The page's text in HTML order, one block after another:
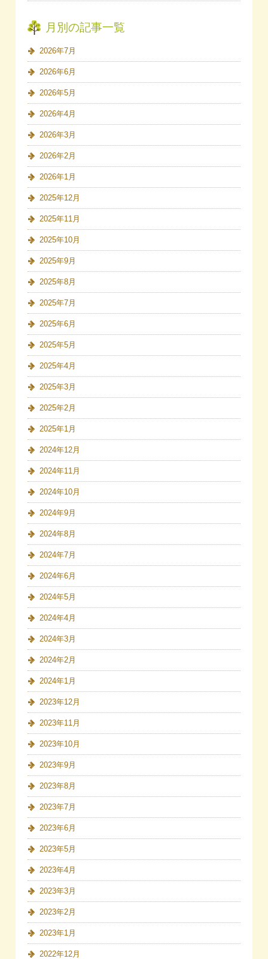
月別の記事一覧
2026年7月
2026年6月
2026年5月
2026年4月
2026年3月
2026年2月
2026年1月
2025年12月
2025年11月
2025年10月
2025年9月
2025年8月
2025年7月
2025年6月
2025年5月
2025年4月
2025年3月
2025年2月
2025年1月
2024年12月
2024年11月
2024年10月
2024年9月
2024年8月
2024年7月
2024年6月
2024年5月
2024年4月
2024年3月
2024年2月
2024年1月
2023年12月
2023年11月
2023年10月
2023年9月
2023年8月
2023年7月
2023年6月
2023年5月
2023年4月
2023年3月
2023年2月
2023年1月
2022年12月